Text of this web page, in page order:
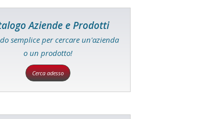
Aziende e Prodotti
semplice per cercare un'azienda
o un prodotto!
Cerca adesso